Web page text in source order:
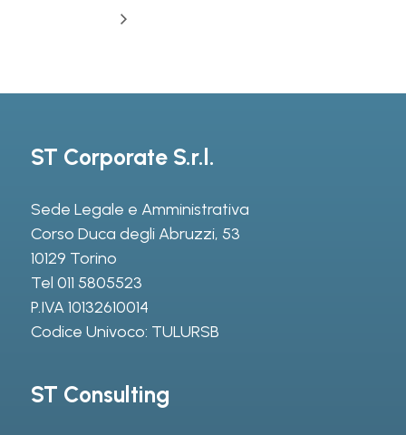
ST Corporate S.r.l.
Sede Legale e Amministrativa
Corso Duca degli Abruzzi, 53
10129 Torino
Tel 011 5805523
P.IVA 10132610014
Codice Univoco: TULURSB
ST Consulting